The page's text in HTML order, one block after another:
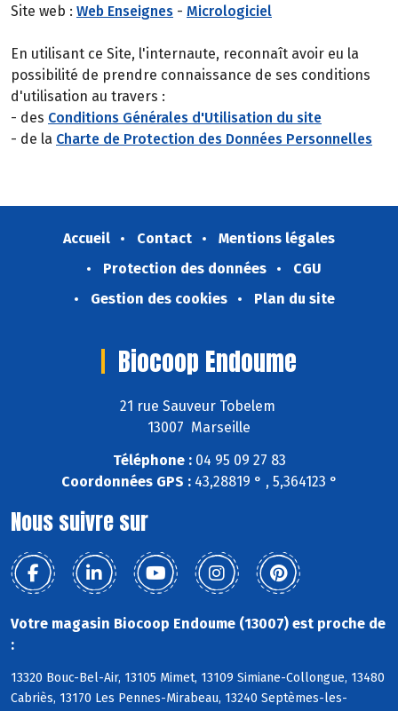
Site web : Web Enseignes - Micrologiciel
En utilisant ce Site, l'internaute, reconnaît avoir eu la
possibilité de prendre connaissance de ses conditions
d'utilisation au travers :
- des Conditions Générales d'Utilisation du site
- de la Charte de Protection des Données Personnelles
Accueil Contact
Mentions légales
Protection des données
CGU
Gestion des cookies
Plan du site
Biocoop Endoume
21 rue Sauveur Tobelem
13007 Marseille
Téléphone :04 95 09 27 83
Coordonnées GPS :43,28819 ° , 5,364123 °
Nous suivre sur
Votre magasin Biocoop Endoume (13007) est proche de
:
13320 Bouc-Bel-Air, 13105 Mimet, 13109 Simiane-Collongue, 13480
Cabriès, 13170 Les Pennes-Mirabeau, 13240 Septèmes-les-